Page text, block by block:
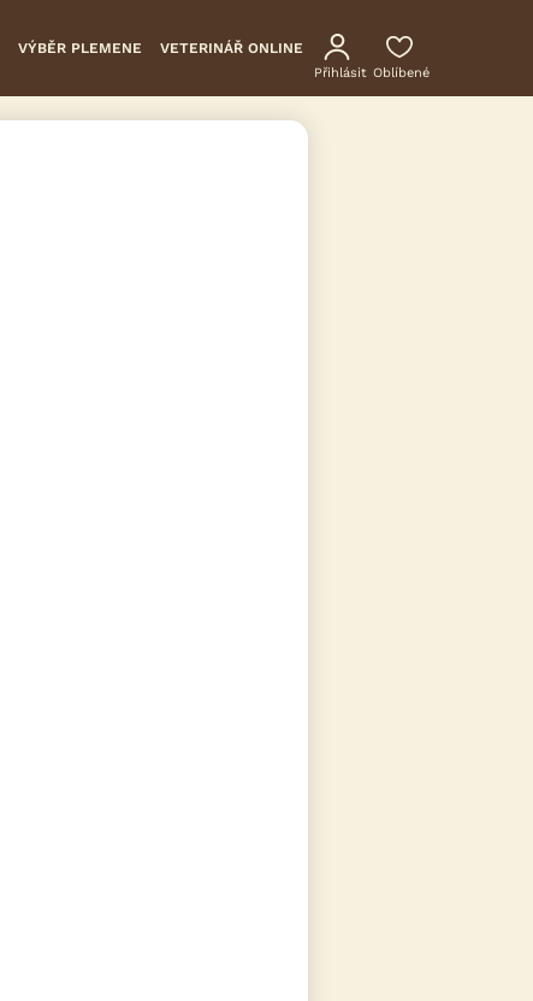
VÝBĚR PLEMENE VETERINÁŘ ONLINE
Přihlásit Oblíbené